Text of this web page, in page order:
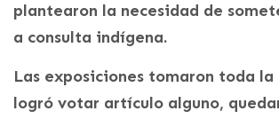
plantearon la necesidad de
a consulta indígena.
Las exposiciones tomaron toda la
logró votar artículo alguno,